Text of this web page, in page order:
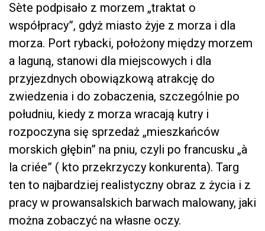
Sète podpisało z morzem „traktat o
współpracy”, gdyż miasto żyje z morza i dla
morza. Port rybacki, położony między morzem
a laguną, stanowi dla miejscowych i dla
przyjezdnych obowiązkową atrakcję do
zwiedzenia i do zobaczenia, szczególnie po
południu, kiedy z morza wracają kutry i
rozpoczyna się sprzedaż „mieszkańców
morskich głębin” na pniu, czyli po francusku „à
la criée” ( kto przekrzyczy konkurenta). Targ
ten to najbardziej realistyczny obraz z życia i z
pracy w prowansalskich barwach malowany, jaki
można zobaczyć na własne oczy.